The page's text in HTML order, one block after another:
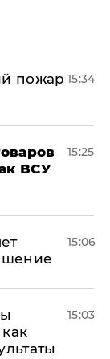
пожар 15:34
ВСУ
15:25
15:06
15:03